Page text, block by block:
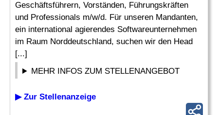
Geschäftsführern, Vorständen, Führungskräften
und Professionals m/w/d. Für unseren Mandanten,
ein international agierendes Softwareunternehmen
im Raum Norddeutschland, suchen wir den Head
[...]
MEHR INFOS ZUM STELLENANGEBOT
▶ Zur Stellenanzeige